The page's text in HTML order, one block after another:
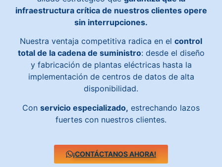
infraestructura crítica de nuestros clientes opere
sin interrupciones.
Nuestra ventaja competitiva radica en el control
total de la cadena de suministro: desde el diseño
y fabricación de plantas eléctricas hasta la
implementación de centros de datos de alta
disponibilidad.
Con servicio especializado, estrechando lazos
fuertes con nuestros clientes.
¡CONTÁCTANOS AHORA!